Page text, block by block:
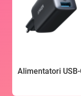
Alimentatori USB-